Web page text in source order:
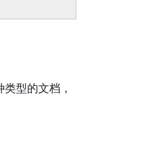
型的文档，